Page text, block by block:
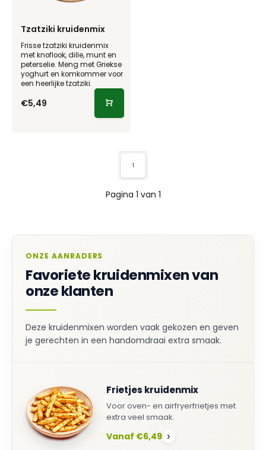
Tzatziki kruidenmix
Frisse tzatziki kruidenmix
met knoflook, dille, munt en
peterselie. Meng met Griekse
yoghurt en komkommer voor
een heerlijke tzatziki.
€5,49
Pagina 1 van 1
1
ONZE AANRADERS
Favoriete kruidenmixen van
onze klanten
Deze kruidenmixen worden vaak gekozen en geven
je gerechten in een handomdraai extra smaak.
Frietjes kruidenmix
Voor oven- en airfryerfrietjes met
extra veel smaak.
Vanaf €6,49 ›